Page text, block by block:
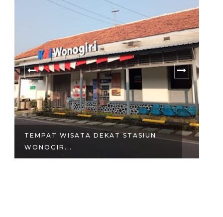
TEMPAT WISATA DEKAT STASIUN
WONOGIR...